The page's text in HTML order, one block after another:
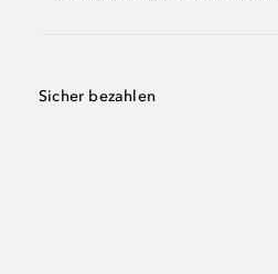
Sicher bezahlen